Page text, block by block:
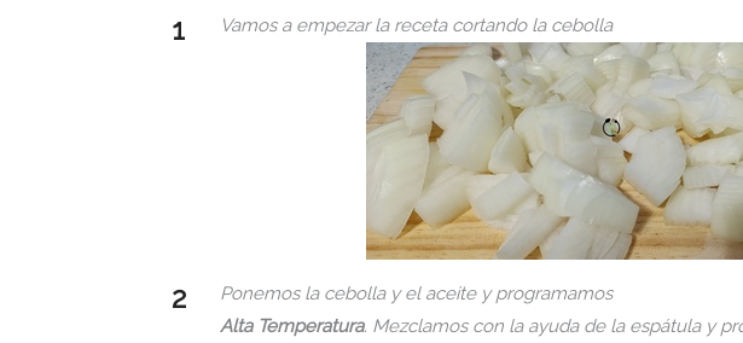
Vamos a empezar la receta cortando la cebolla
Ponemos la cebolla y el aceite y programamos
Alta Temperatura. Mezclamos con la ayuda de la espátula y